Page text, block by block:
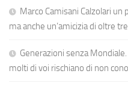
Marco Camisani Calzolari
ma anche un’amicizia di oltre
Generazioni senza
molti di voi rischiano di non